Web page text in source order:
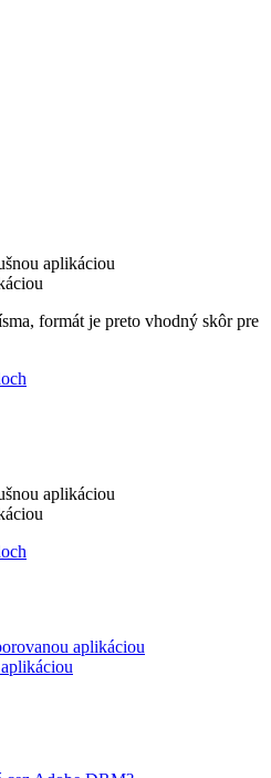
aplikáciou
formát je preto vhodný skôr pre
aplikáciou
aplikáciou